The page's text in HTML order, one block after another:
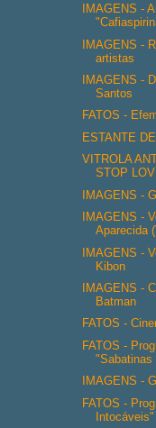
IMAGENS -
IMAGENS -
artistas
IMAGENS -
Santos
FATOS -
ESTANTE
VITROLA
STOP
IMAGENS -
IMAGENS -
Aparecida
IMAGENS -
Kibon
IMAGENS -
Batman
FATOS -
FATOS -
"Sabatinas
IMAGENS -
FATOS -
Intocáveis"